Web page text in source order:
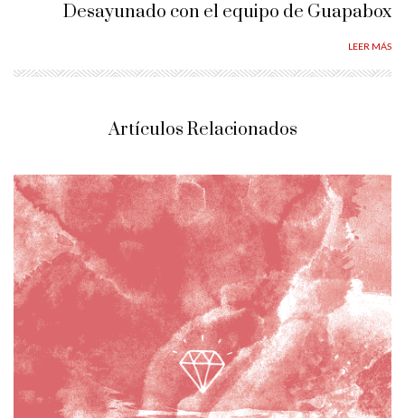
Desayunado con el equipo de Guapabox
LEER MÁS
Artículos Relacionados